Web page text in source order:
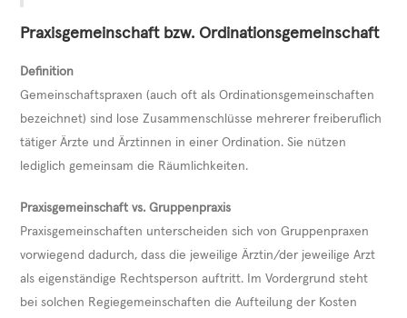
Praxisgemeinschaft bzw. Ordinationsgemeinschaft
Definition
Gemeinschaftspraxen (auch oft als Ordinationsgemeinschaften
bezeichnet) sind lose Zusammenschlüsse mehrerer freiberuflich
tätiger Ärzte und Ärztinnen in einer Ordination. Sie nützen
lediglich gemeinsam die Räumlichkeiten.
Praxisgemeinschaft vs. Gruppenpraxis
Praxisgemeinschaften unterscheiden sich von Gruppenpraxen
vorwiegend dadurch, dass die jeweilige Ärztin/der jeweilige Arzt
als eigenständige Rechtsperson auftritt. Im Vordergrund steht
bei solchen Regiegemeinschaften die Aufteilung der Kosten